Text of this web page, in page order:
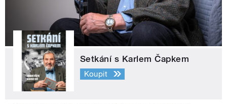
Setkání s Karlem Čapkem
Koupit